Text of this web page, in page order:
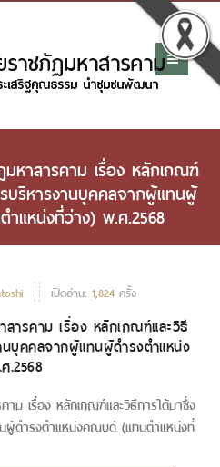
หาสารคาม เรื่อง หลักเกณฑ์
บริหารงานบุคคลจากผู้แทนผู้
แหน่งที่ว่าง) พ.ศ.2568
เปิดอ่าน: 1,824 ครั้ง
ารคาม เรื่อง หลักเกณฑ์และวิธี
บุคคลจากผู้แทนผู้ดำรงตำแหน่ง
.2568
ม เรื่อง หลักเกณฑ์และวิธีการได้มาซึ่ง
ผู้ดำรงตำแหน่งคณบดี (แทนตำแหน่งที่